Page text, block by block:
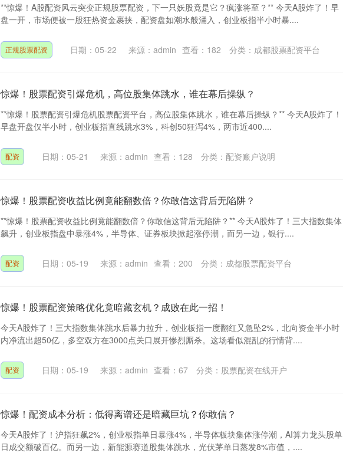
**惊爆！A股配资风云突变正规股票配资，下一只妖股竟是它？疯涨将至？** 今天A股炸了！早
盘一开，市场便被一股狂热资金裹挟，配资盘如潮水般涌入，创业板指半小时暴....
正规股票配资 日期：05-22 来源：admin 查看： 182 分类： 成都股票配资平台
惊爆！股票配资引爆危机，高位股集体跳水，谁在幕后操纵？
**惊爆！股票配资引爆危机股票配资平台，高位股集体跳水，谁在幕后操纵？** 今天A股炸了！
早盘开盘仅半小时，创业板指直线跳水3%，科创50狂泻4%，两市近400....
配资 日期：05-21 来源：admin 查看： 128 分类： 配资账户说明
惊爆！股票配资收益比例竟能翻数倍？你敢信这背后无陷阱？
**惊爆！股票配资收益比例竟能翻数倍？你敢信这背后无陷阱？** 今天A股炸了！三大指数集体
飙升，创业板指盘中暴涨4%，半导体、证券板块掀起涨停潮，而另一边，银行....
配资 日期：05-19 来源：admin 查看： 200 分类： 成都股票配资平台
惊爆！股票配资策略优化竟暗藏玄机？成败在此一招！
今天A股炸了！三大指数集体跳水后暴力拉升，创业板指一度翻红又急坠2%，北向资金半小时
内净流出超50亿，多空双方在3000点关口展开惨烈厮杀。这场看似混乱的行情背....
配资 日期：05-19 来源：admin 查看： 67 分类： 股票配资在线开户
惊爆！配资成本分析：低得离谱还是暗藏巨坑？你敢信？
今天A股炸了！沪指狂飙2%，创业板指单日暴涨4%，半导体板块集体涨停潮，AI算力龙头股单
日成交额破百亿。而另一边，新能源赛道股集体跳水，光伏茅单日蒸发8%市值，....